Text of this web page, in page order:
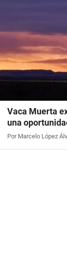
Vaca Muerta
una
Por Marcelo López